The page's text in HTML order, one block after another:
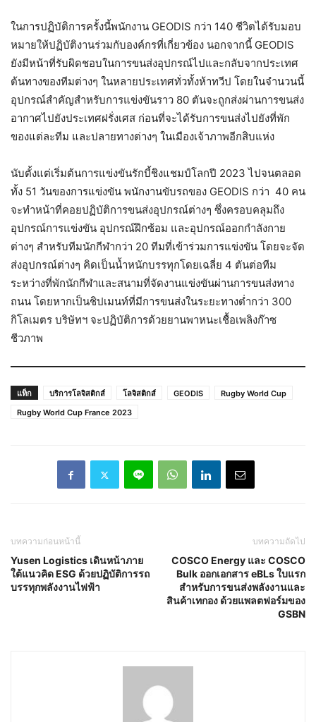
ในการปฏิบัติการครั้งนี้พนักงาน GEODIS กว่า 140 ชีวิตได้รับมอบ
หมายให้ปฏิบัติงานร่วมกับองค์กรที่เกี่ยวข้อง นอกจากนี้ GEODIS
ยังมีหน้าที่รับผิดชอบในการขนส่งอุปกรณ์ไปและกลับจากประเทศ
ต้นทางของทีมต่างๆ ในหลายประเทศทั่วทั้งห้าทวีป โดยในจำนวนนี้
อุปกรณ์สำคัญสำหรับการแข่งขันราว 80 ตันจะถูกส่งผ่านการขนส่ง
อากาศไปยังประเทศฝรั่งเศส ก่อนที่จะได้รับการขนส่งไปยังที่พัก
ของแต่ละทีม และปลายทางต่างๆ ในเมืองเจ้าภาพอีกสิบแห่ง
นับตั้งแต่เริ่มต้นการแข่งขันรักบี้ชิงแชมป์โลกปี 2023 ไปจนตลอด
ทั้ง 51 วันของการแข่งขัน พนักงานขับรถของ GEODIS กว่า 40 คน
จะทำหน้าที่คอยปฏิบัติการขนส่งอุปกรณ์ต่างๆ ซึ่งครอบคลุมถึง
อุปกรณ์การแข่งขัน อุปกรณ์ฝึกซ้อม และอุปกรณ์ออกกำลังกาย
ต่างๆ สำหรับทีมนักกีฬากว่า 20 ทีมที่เข้าร่วมการแข่งขัน โดยจะจัด
ส่งอุปกรณ์ต่างๆ คิดเป็นน้ำหนักบรรทุกโดยเฉลี่ย 4 ตันต่อทีม
ระหว่างที่พักนักกีฬาและสนามที่จัดงานแข่งขันผ่านการขนส่งทาง
ถนน โดยหากเป็นชิปเมนท์ที่มีการขนส่งในระยะทางต่ำกว่า 300
กิโลเมตร บริษัทฯ จะปฏิบัติการด้วยยานพาหนะเชื้อเพลิงก๊าซ
ชีวภาพ
แท็ก บริการโลจิสติกส์ โลจิสติกส์ GEODIS
Rugby World Cup
Rugby World Cup France 2023
บทความก่อนหน้านี้
Yusen Logistics เดินหน้าภาย
ใต้แนวคิด ESG ด้วยปฏิบัติการรถ
บรรทุกพลังงานไฟฟ้า
บทความถัดไป
COSCO Energy และ COSCO
Bulk ออกเอกสาร eBLs ใบแรก
สำหรับการขนส่งพลังงานและ
สินค้าเทกอง ด้วยแพลตฟอร์มของ
GSBN